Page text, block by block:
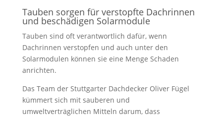
Tauben sorgen für verstopfte Dachrinnen
und beschädigen Solarmodule
Tauben sind oft verantwortlich dafür, wenn
Dachrinnen verstopfen und auch unter den
Solarmodulen können sie eine Menge Schaden
anrichten.
Das Team der Stuttgarter Dachdecker Oliver Fügel
kümmert sich mit sauberen und
umweltverträglichen Mitteln darum, dass